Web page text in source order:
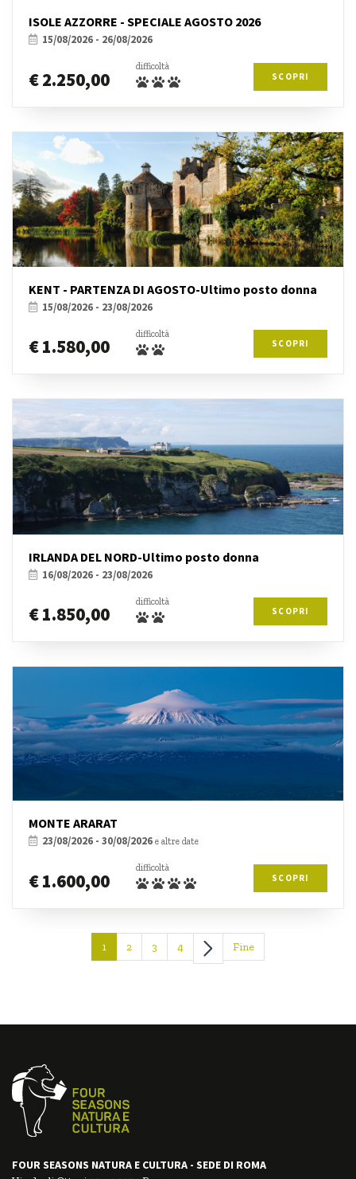
ISOLE AZZORRE - SPECIALE AGOSTO 2026
15/08/2026 - 26/08/2026
€ 2.250,00
difficoltà
SCOPRI
KENT - PARTENZA DI AGOSTO-Ultimo posto donna
15/08/2026 - 23/08/2026
€ 1.580,00
difficoltà
SCOPRI
IRLANDA DEL NORD-Ultimo posto donna
16/08/2026 - 23/08/2026
€ 1.850,00
difficoltà
SCOPRI
MONTE ARARAT
23/08/2026 - 30/08/2026e altre date
€ 1.600,00
difficoltà
SCOPRI
1 2 3 4 Fine
FOUR SEASONS NATURA E CULTURA - SEDE DI ROMA